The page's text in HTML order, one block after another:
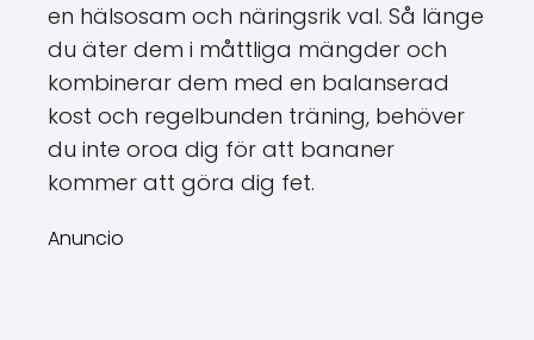
en hälsosam och näringsrik val. Så länge
du äter dem i måttliga mängder och
kombinerar dem med en balanserad
kost och regelbunden träning, behöver
du inte oroa dig för att bananer
kommer att göra dig fet.
Anuncio